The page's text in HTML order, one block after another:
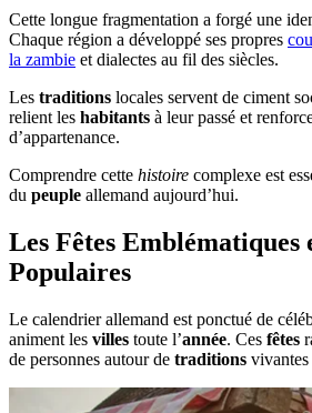
Cette longue fragmentation a forgé une
Chaque région a développé ses propres
la zambie et dialectes au fil des siècles.
Les traditions locales servent de ciment
relient les habitants à leur passé et
d’appartenance.
Comprendre cette histoire complexe est
du peuple allemand aujourd’hui.
Les Fêtes Emblématiques
Populaires
Le calendrier allemand est ponctué de
animent les villes toute l’année. Ces fêtes
de personnes autour de traditions vivantes